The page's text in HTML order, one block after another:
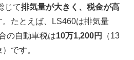
じて排気量が大きく、税金が高
。たとえば、LS460は排気量
の自動車税は10万1,200円
（13
です。